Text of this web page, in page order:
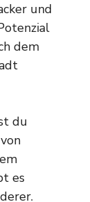
und
dem
du
es